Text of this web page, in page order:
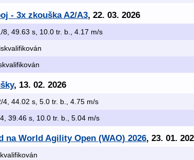
- 3x zkouška A2/A3, 22. 03. 2026
8, 49.63 s, 10.0 tr. b., 4.17 m/s
, 13. 02. 2026
4, 44.02 s, 5.0 tr. b., 4.75 m/s
39.46 s, 10.0 tr. b., 5.04 m/s
na World Agility Open (WAO) 2026, 23. 01.